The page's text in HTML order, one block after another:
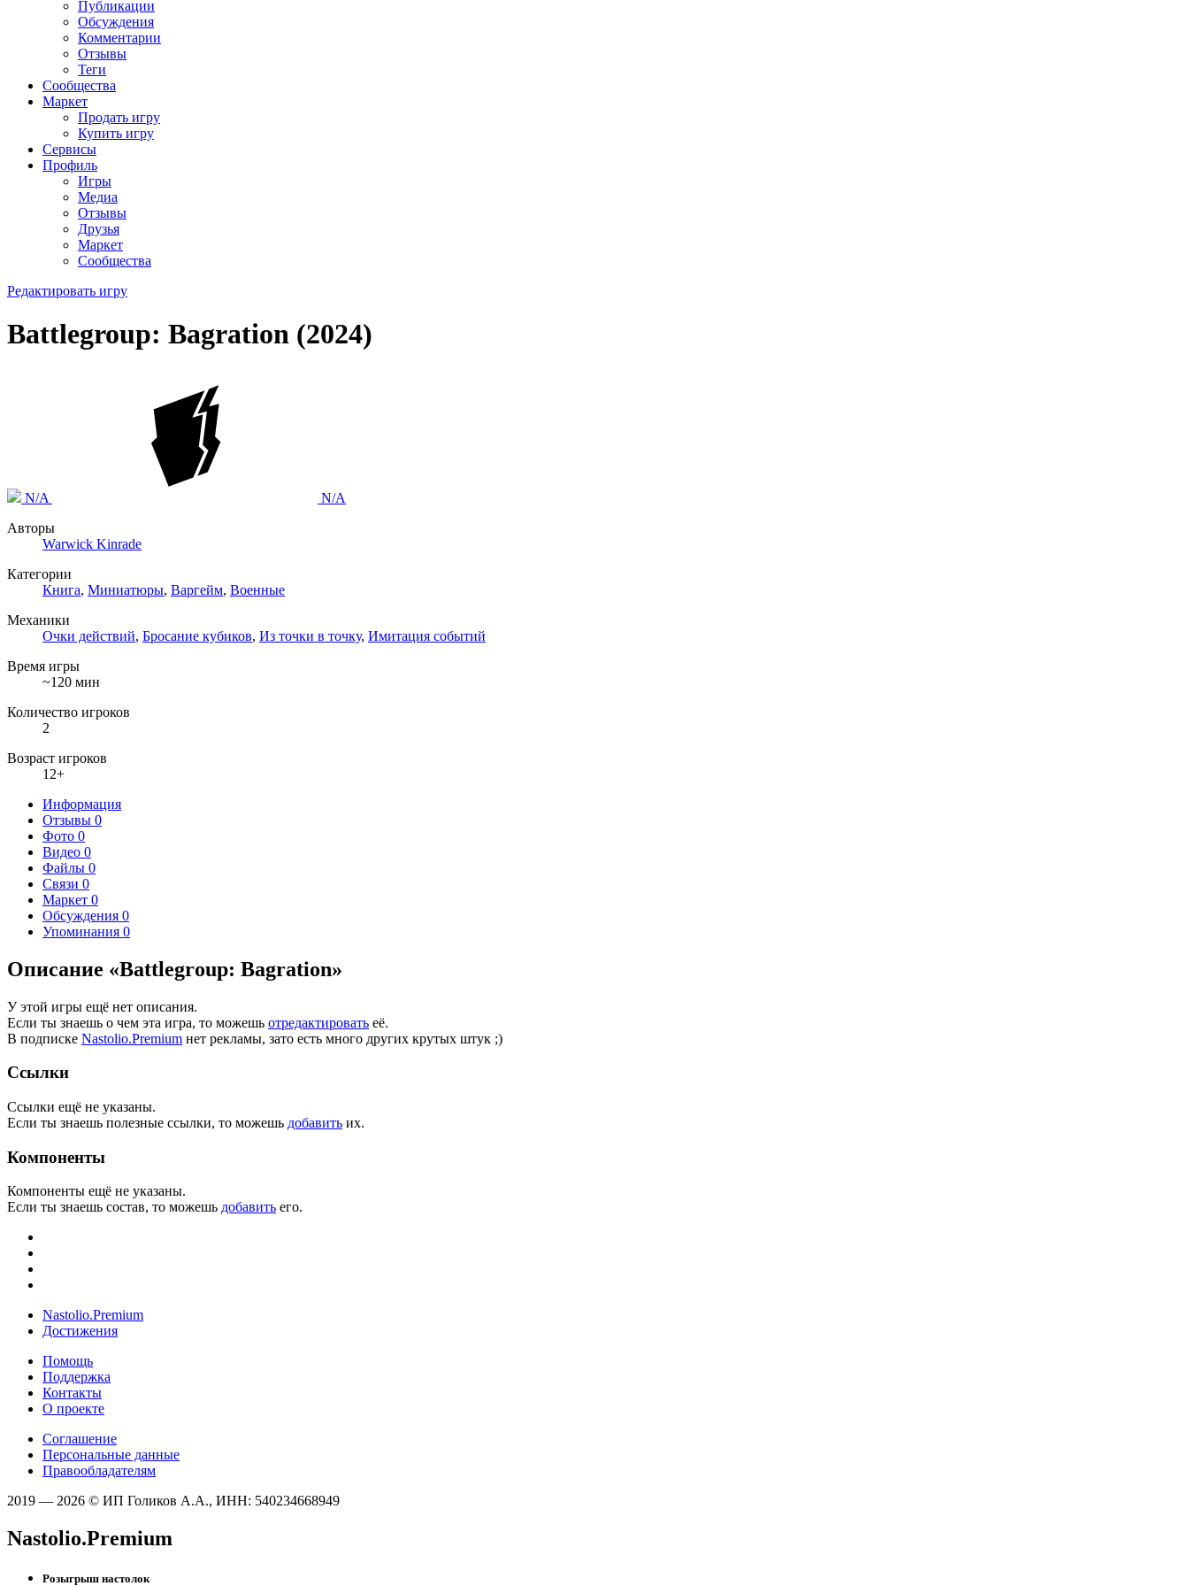
Публикации
Обсуждения
Комментарии
Отзывы
Теги
Сообщества
Маркет
Продать игру
Купить игру
Сервисы
Профиль
Игры
Медиа
Отзывы
Друзья
Маркет
Сообщества
Редактировать игру
Battlegroup: Bagration (2024)
N/A
N/A
Авторы
Warwick Kinrade
Категории
Книга, Миниатюры, Варгейм, Военные
Механики
Очки действий, Бросание кубиков, Из точки в точку, Имитация событий
Время игры
~120 мин
Количество игроков
2
Возраст игроков
12+
Информация
Отзывы 0
Фото 0
Видео 0
Файлы 0
Связи 0
Маркет 0
Обсуждения 0
Упоминания 0
Описание «Battlegroup: Bagration»
У этой игры ещё нет описания.
Если ты знаешь о чем эта игра, то можешь отредактировать её.
В подписке Nastolio.Premium нет рекламы, зато есть много других крутых штук ;)
Ссылки
Ссылки ещё не указаны.
Если ты знаешь полезные ссылки, то можешь добавить их.
Компоненты
Компоненты ещё не указаны.
Если ты знаешь состав, то можешь добавить его.
Nastolio.Premium
Достижения
Помощь
Поддержка
Контакты
О проекте
Соглашение
Персональные данные
Правообладателям
2019 — 2026 © ИП Голиков А.А., ИНН: 540234668949
Nastolio.Premium
Розыгрыш настолок